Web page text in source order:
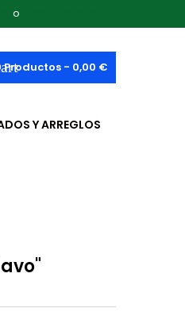
o
Productos - 0,00 €
Y ARREGLOS